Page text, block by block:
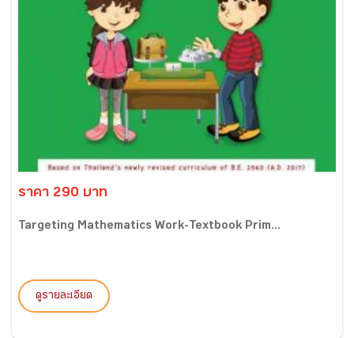
ราคา 290 บาท
Targeting Mathematics Work-Textbook Prim...
ดูรายละเอียด